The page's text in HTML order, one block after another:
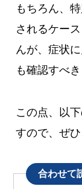
もちろん、
されるケー
んが、症状
も確認すべ
この点、以
すので、ぜひ
合わせて